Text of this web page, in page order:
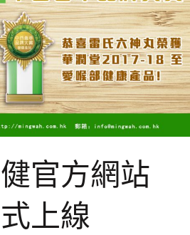
官方網站
上線